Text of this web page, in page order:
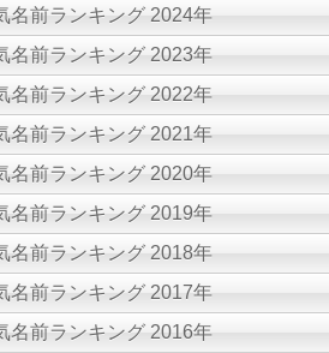
名前ランキング 2024年
名前ランキング 2023年
名前ランキング 2022年
名前ランキング 2021年
名前ランキング 2020年
名前ランキング 2019年
名前ランキング 2018年
名前ランキング 2017年
名前ランキング 2016年